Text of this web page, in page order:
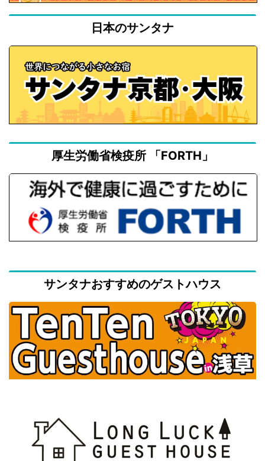
日本のサンタナ
厚生労働省検疫所 「FORTH」
サンタナおすすめのゲストハウス